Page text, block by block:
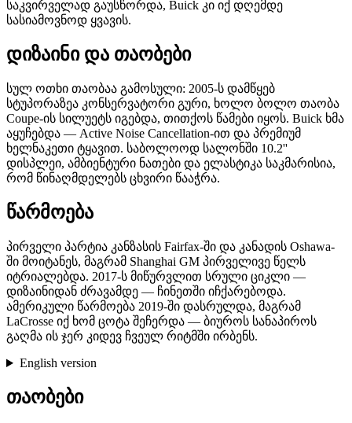
საკვირველად გაუსწორდა, Buick კი იქ დღემდე
სასიამოვნოდ ყვავის.
დიზაინი და თაობები
სულ ოთხი თაობაა გამოსული: 2005-ს დამწყებ
სტუპორაზეა კონსერვატორი გური, ხოლო ბოლო თაობა
Coupe-ის სილუეტს იგებდა, თითქოს წამები იყოს. Buick ხმა
აყუჩებდა — Active Noise Cancellation-ით და პრემიუმ
ხელნაკეთი ტყავით. საბოლოოდ სალონში 10.2''
დისპლეი, ამბიენტური ნათები და ელასტიკა საკმარისია,
რომ წინაღმდელებს ცხვირი წააჭრა.
წარმოება
პირველი პარტია კანზასის Fairfax-ში და კანადის Oshawa-
ში მოიტანეს, მაგრამ Shanghai GM პირველივე წელს
იტრიალებდა. 2017-ს მიწურვლით სრული ციკლი —
დიზაინიდან ძრავამდე — ჩინეთში იჩქარებოდა.
ამერიკული წარმოება 2019-ში დასრულდა, მაგრამ
LaCrosse იქ ხომ ცოტა შეჩერდა — ბიუროს სანაპიროს
გაღმა ის ჯერ კიდევ ჩვეულ რიტმში ირბენს.
English version
თაობები